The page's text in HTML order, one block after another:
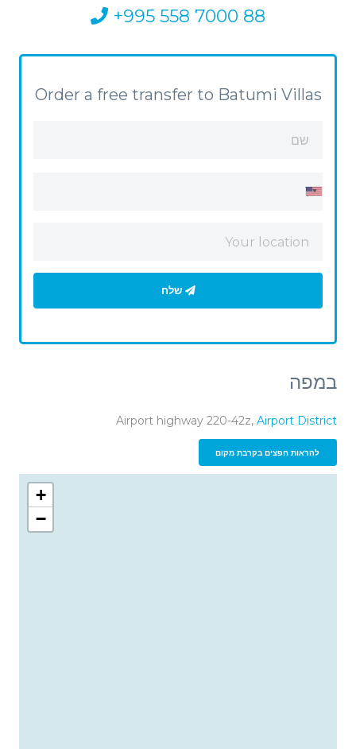
+995 558 7000 88
Order a free transfer to Batumi Villas
שלח
במפה
Airport highway 220-42z, Airport District
להראות חפצים בקרבת מקום
+
−